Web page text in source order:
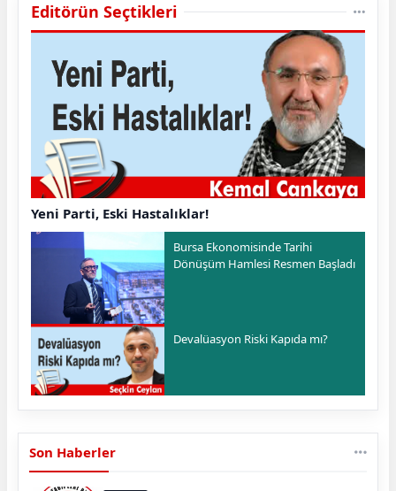
Editörün Seçtikleri
Yeni Parti, Eski Hastalıklar!
Bursa Ekonomisinde Tarihi
Dönüşüm Hamlesi Resmen Başladı
Devalüasyon Riski Kapıda mı?
Son Haberler